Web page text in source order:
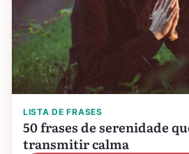
LISTA DE FRASES
50 frases de serenidade
transmitir calma